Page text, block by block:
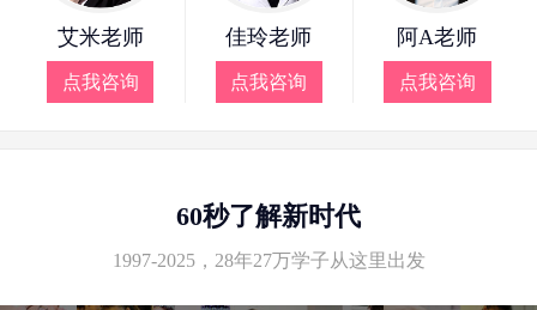
艾米老师
点我咨询
佳玲老师
点我咨询
阿A老师
点我咨询
60秒了解新时代
1997-2025，28年27万学子从这里出发